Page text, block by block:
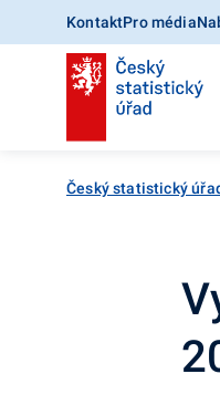
KontaktPro média
Český statistický